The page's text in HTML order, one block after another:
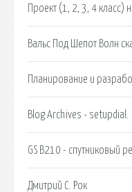
Проект (1, 2, 3, 4 класс)
Вальс Под Шепот Волн
Планирование и
Blog Archives - setupdial.
GS B210 - спутниковый
Дмитрий C. Рок